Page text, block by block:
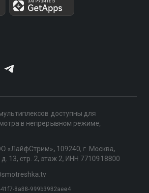
доступны для
в непрерывном режиме,
«ЛайфСтрим», 109240, г. Москва,
13, стр. 2, этаж 2, ИНН 7710918800
41f7-8a88-999b3982aee4